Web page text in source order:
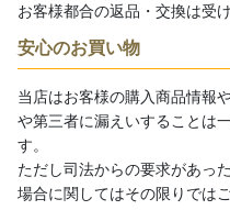
お客様都合の返品・交換は受
安心のお買い物
当店はお客様の購入商品情報
や第三者に漏えいすることは
す。
ただし司法からの要求があっ
場合に関してはその限りでは